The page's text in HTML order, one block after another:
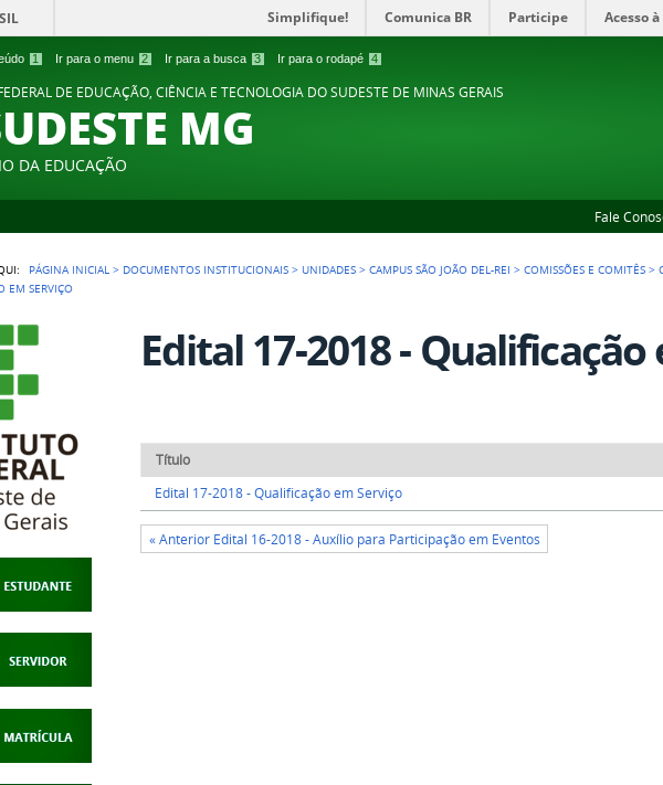
1 Ir para o menu 2 Ir para a busca 3 Ir para o rodapé 4
Simplifique! Comunica BR Participe Acesso
DE EDUCAÇÃO, CIÊNCIA E TECNOLOGIA DO SUDESTE DE MINAS GERAIS
MG
DA EDUCAÇÃO
Fale
PÁGINA INICIAL > DOCUMENTOS INSTITUCIONAIS > UNIDADES >CAMPUS SÃO JOÃO DEL-REI >COMISSÕES E COMITÊS >
EM SERVIÇO
Edital 17-2018 -
Título
Edital 17-2018 - Qualificação em Serviço
« Anterior Edital 16-2018 - Auxílio para Participação em Eventos